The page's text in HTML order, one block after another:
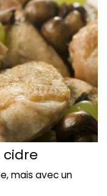
cidre
mais avec un